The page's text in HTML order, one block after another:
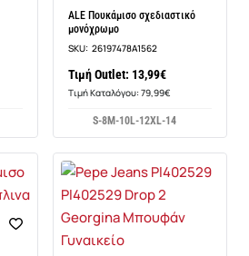
ALE Πουκάμισο σχεδιαστικό
μονόχρωμο
SKU: 26197478A1562
Τιμή Outlet: 13,99€
Τιμή Καταλόγου: 79,99€
S-8M-10L-12XL-14